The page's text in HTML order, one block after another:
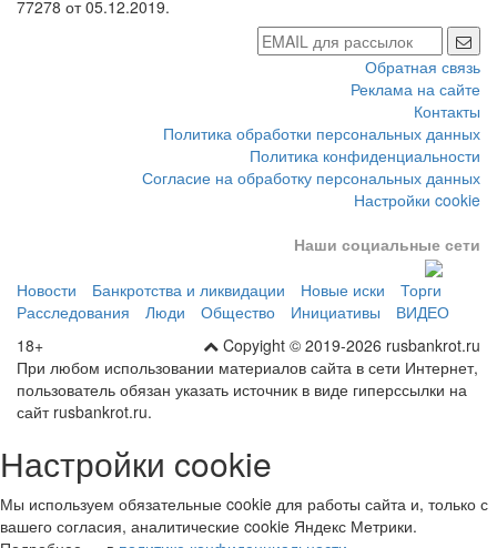
Обратная связь
Реклама на сайте
Контакты
Политика обработки персональных данных
Политика конфиденциальности
Согласие на обработку персональных данных
Настройки cookie
Наши социальные сети
Новые иски
Торги
ВИДЕО
Copyight © 2019-2026 rusbankrot.ru
18+
При любом использовании материалов сайта в сети Интернет,
пользователь обязан указать источник в виде гиперссылки на
сайт rusbankrot.ru.
Настройки cookie
Мы используем обязательные cookie для работы сайта и, только с
вашего согласия, аналитические cookie Яндекс Метрики.
Подробнее — в политике конфиденциальности.
Принять все
Отклонить необязательные Настроить